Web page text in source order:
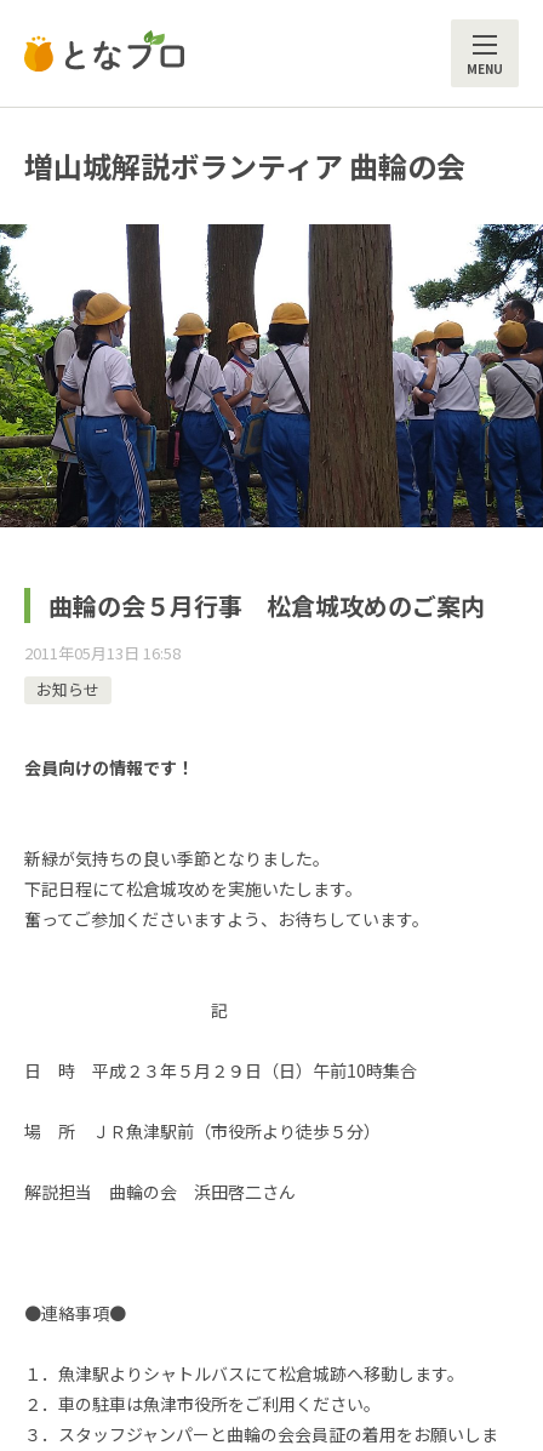
増山城解説ボランティア 曲輪の会
曲輪の会５月行事 松倉城攻めのご案内
2011年05月13日 16:58
お知らせ
会員向けの情報です！
新緑が気持ちの良い季節となりました。
下記日程にて松倉城攻めを実施いたします。
奮ってご参加くださいますよう、お待ちしています。
記
日 時 平成２３年５月２９日（日）午前10時集合
場 所 ＪＲ魚津駅前（市役所より徒歩５分）
解説担当 曲輪の会 浜田啓二さん
●連絡事項●
１．魚津駅よりシャトルバスにて松倉城跡へ移動します。
２．車の駐車は魚津市役所をご利用ください。
３．スタッフジャンパーと曲輪の会会員証の着用をお願いしま